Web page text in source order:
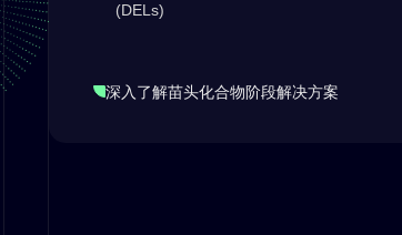
(DELs)
深入了解苗头化合物阶段解决方案